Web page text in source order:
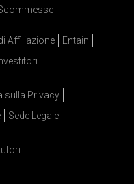
Affiliazione
Entain
sulla Privacy
Sede Legale